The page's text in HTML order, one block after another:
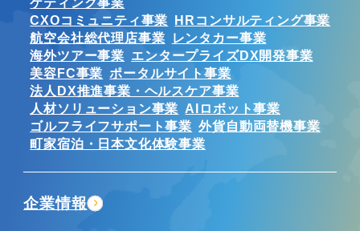
CXOコミュニティ事業
HRコンサルティング事業
航空会社総代理店事業
レンタカー事業
海外ツアー事業 エンタープライズDX開発事業
美容FC事業 ポータルサイト事業
法人DX推進事業・ヘルスケア事業
人材ソリューション事業 AIロボット事業
ゴルフライフサポート事業 外貨自動両替機事業
町家宿泊・日本文化体験事業
企業情報